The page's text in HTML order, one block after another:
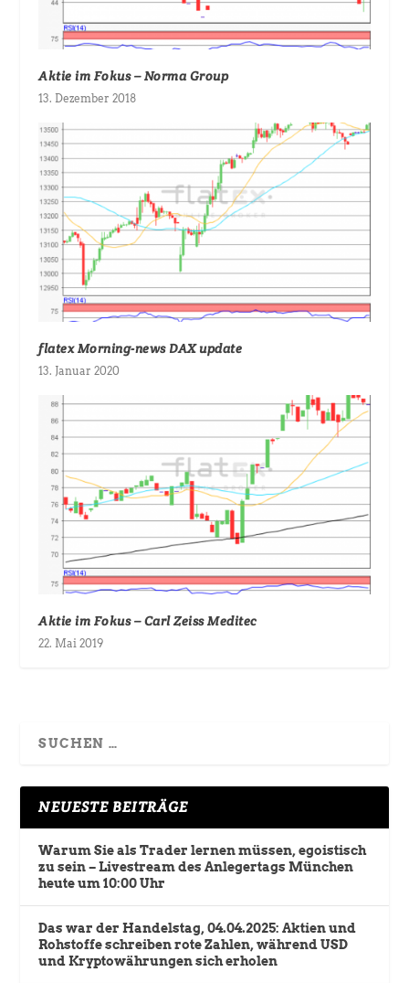
Aktie im Fokus – Norma Group
13. Dezember 2018
flatex Morning-news DAX update
13. Januar 2020
Aktie im Fokus – Carl Zeiss Meditec
22. Mai 2019
NEUESTE BEITRÄGE
Warum Sie als Trader lernen müssen, egoistisch
zu sein – Livestream des Anlegertags München
heute um 10:00 Uhr
Das war der Handelstag, 04.04.2025: Aktien und
Rohstoffe schreiben rote Zahlen, während USD
und Kryptowährungen sich erholen